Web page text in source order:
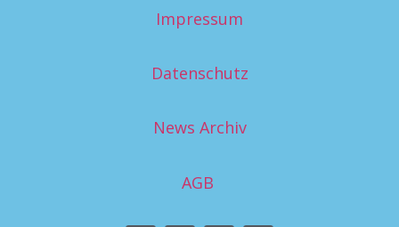
Impressum
Datenschutz
News Archiv
AGB